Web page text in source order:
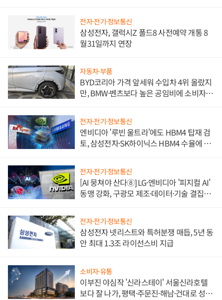
전자·전기·정보통신
삼성전자, 갤럭시Z 폴드8 사전예약 개통 8
월31일까지 연장
자동차·부품
BYD코리아 가격 앞세워 수입차 4위 올랐지
만, BMW·벤츠보다 높은 공임비에 소비자
전자·전기·정보통신
엔비디아 '루빈 울트라'에도 HBM4 탑재 검
토, 삼성전자·SK하이닉스 HBM4 수율에 주
전자·전기·정보통신
[AI 뭉쳐야 산다⑧] LG·엔비디아 '피지컬 AI'
동맹 강화, 구광모 제조·데이터·기술 결집
전자·전기·정보통신
삼성전자 넷리스트와 특허분쟁 매듭, 5년 동
안 최대 1.3조 라이선스비 지급
소비자·유통
이부진 야심작 '신라스테이' 서울신라호텔
보다 잘 나가, 평택·주문진·해남·건대로 성